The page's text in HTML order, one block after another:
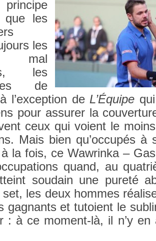
prin­cipe
que les
les
mal
les
de
l’ex­cep­tion de L’Équipe
pour as­sur­er la
ceux qui voient le
Mais bien qu’occupés
la fois, ce Waw­rinka –
quand, au
soudain une pureté
les deux hom­mes
gag­nants et tutoient le
: à ce moment-là, il n’y en